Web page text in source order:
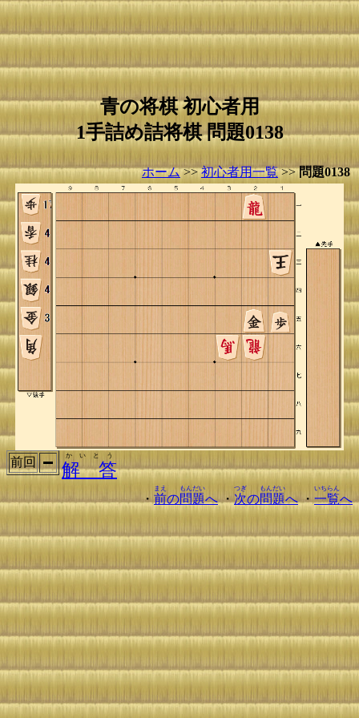
青の将棋 初心者用
1手詰め詰将棋 問題0138
ホーム>>初心者用一覧>>問題0138
前回 解 答
かいとう
・前
まえ
の問題
もんだい
へ・次
つぎ
の問題
もんだい
へ・一覧
いちらん
へ